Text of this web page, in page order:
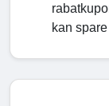
kan